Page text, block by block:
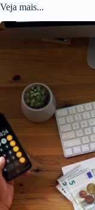
Veja mais...